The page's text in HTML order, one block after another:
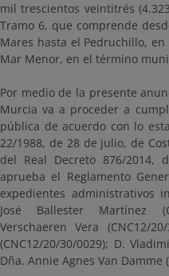
mil trescientos veintitrés
Tramo 6, que comprende
Mares hasta el Pedruchillo,
Mar Menor, en el término
Por medio de la presente
Murcia va a proceder a
pública de acuerdo con lo
22/1988, de 28 de julio, de
del Real Decreto 876/
aprueba el Reglamento
expedientes administrativos
José Ballester Martínez
Verschaeren Vera (CNC12/
(CNC12/20/30/0029); D.
Dña. Annie Agnes Van Damme